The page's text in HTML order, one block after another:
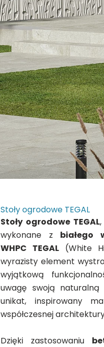
Stoły ogrodowe TEGAL
Stoły ogrodowe TEGAL
wykonane z białego
WHPC TEGAL(White
wyrazisty element
wyjątkową
uwagę swoją
unikat, inspirowany
współczesnej
Dzięki zastosowaniu